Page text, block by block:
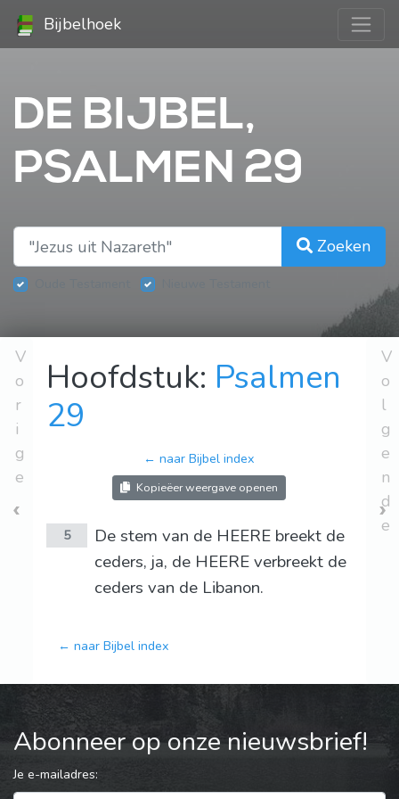
Bijbelhoek
DE BIJBEL,
PSALMEN 29
Zoeken
V
o
r
i
g
e
Hoofdstuk: Psalmen
29
← naar Bijbel index
Kopieëer weergave openen
5
De stem van de HEERE breekt de
ceders, ja, de HEERE verbreekt de
ceders van de Libanon.
← naar Bijbel index
V
o
l
g
e
n
d
e
Abonneer op onze nieuwsbrief!
Je e-mailadres: